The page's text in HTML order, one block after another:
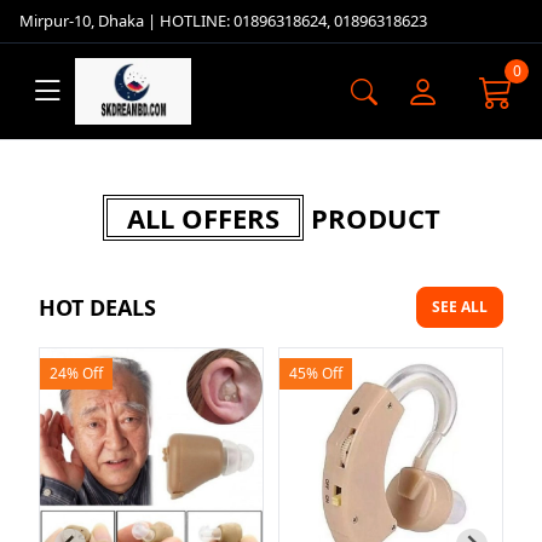
Mirpur-10, Dhaka | HOTLINE: 01896318624, 01896318623
0
ALL OFFERS PRODUCT
HOT DEALS SEE ALL
45% Off 23% Off